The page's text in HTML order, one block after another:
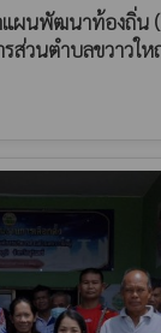
ผนพัฒนาท้องถิ่น
วนตำบลขวาวใ